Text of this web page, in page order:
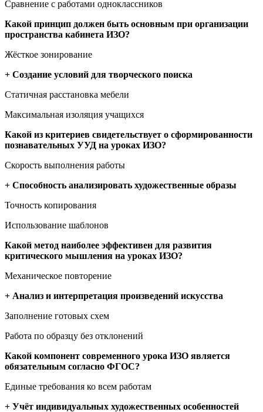
Сравнение с работами одноклассников
Какой принцип должен быть основным при организации
пространства кабинета ИЗО?
Жёсткое зонирование
+ Создание условий для творческого поиска
Статичная расстановка мебели
Максимальная изоляция учащихся
Какой из критериев свидетельствует о сформированности
познавательных УУД на уроках ИЗО?
Скорость выполнения работы
+ Способность анализировать художественные образы
Точность копирования
Использование шаблонов
Какой метод наиболее эффективен для развития
критического мышления на уроках ИЗО?
Механическое повторение
+ Анализ и интерпретация произведений искусства
Заполнение готовых схем
Работа по образцу без отклонений
Какой компонент современного урока ИЗО является
обязательным согласно ФГОС?
Единые требования ко всем работам
+ Учёт индивидуальных художественных особенностей